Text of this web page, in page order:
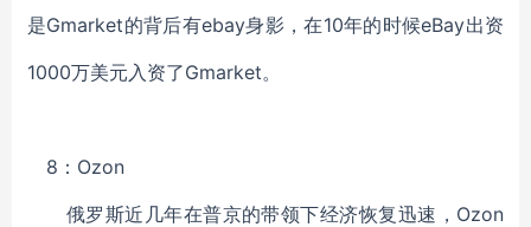
是Gmarket的背后有ebay身影，在10年的时候eBay出资
1000万美元入资了Gmarket。
8：Ozon
俄罗斯近几年在普京的带领下经济恢复迅速，Ozon